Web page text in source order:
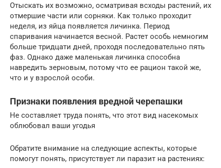
Отыскать их возможно, осматривая всходы растений, их
отмершие части или сорняки. Как только проходит
неделя, из яйца появляется личинка. Период
спаривания начинается весной. Растет особь немногим
больше тридцати дней, проходя последовательно пять
фаз. Однако даже маленькая личинка способна
навредить зерновым, потому что ее рацион такой же,
что и у взрослой особи.
Признаки появления вредной черепашки
Не составляет труда понять, что этот вид насекомых
облюбовал ваши угодья
Обратите внимание на следующие аспекты, которые
помогут понять, присутствует ли паразит на растениях: